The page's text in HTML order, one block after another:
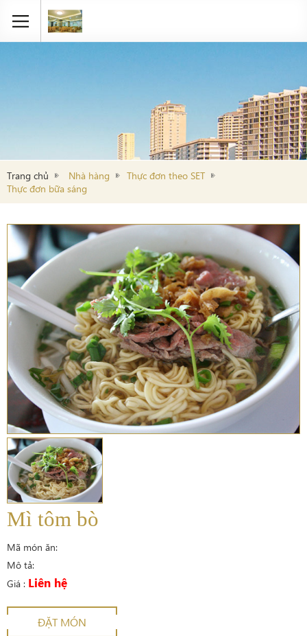
Trang chủ Nhà hàng
Thực đơn theo SET
Thực đơn bữa sáng
Mì tôm bò
Mã món ăn:
Mô tả:
Giá : Liên hệ
ĐẶT MÓN